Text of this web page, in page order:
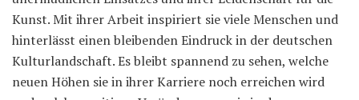
Kunst. Mit ihrer Arbeit inspiriert sie viele Menschen und
hinterlässt einen bleibenden Eindruck in der deutschen
Kulturlandschaft. Es bleibt spannend zu sehen, welche
neuen Höhen sie in ihrer Karriere noch erreichen wird